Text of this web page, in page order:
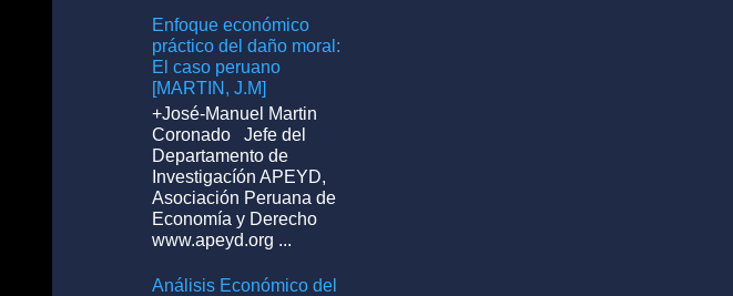
Enfoque económico
práctico del daño moral:
El caso peruano
[MARTIN, J.M]
+José-Manuel Martin
Coronado Jefe del
Departamento de
Investigacíón APEYD,
Asociación Peruana de
Economía y Derecho
www.apeyd.org ...
Análisis Económico del